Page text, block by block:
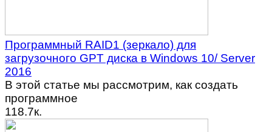
Программный RAID1 (зеркало) для
загрузочного GPT диска в Windows 10/ Server
2016
В этой статье мы рассмотрим, как создать
программное
118.7к.